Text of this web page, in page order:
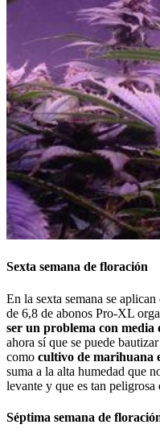
Sexta semana de floración
En la sexta semana se
de 6,8 de abonos Pro-XL
ser un problema con media
ahora sí que se puede
como cultivo de marihuana
suma a la alta humedad que
levante y que es tan
Séptima semana de